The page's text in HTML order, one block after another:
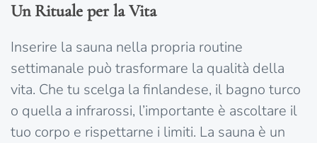
Un Rituale per la Vita
Inserire la sauna nella propria routine
settimanale può trasformare la qualità della
vita. Che tu scelga la finlandese, il bagno turco
o quella a infrarossi, l’importante è ascoltare il
tuo corpo e rispettarne i limiti. La sauna è un